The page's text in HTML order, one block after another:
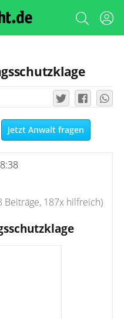
Jetzt Anwalt fragen
Beiträge, 187x hilfreich)